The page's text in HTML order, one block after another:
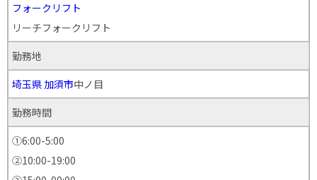
フォークリフト
リーチフォークリフト
勤務地
埼玉県 加須市中ノ目
勤務時間
①6:00-5:00
②10:00-19:00